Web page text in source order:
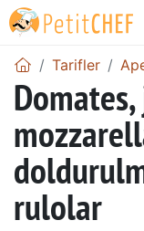
Tarifler
rulolar